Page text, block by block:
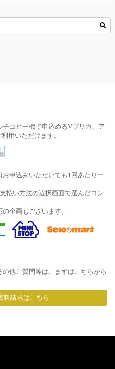
コピー機で申込めるVプリカ、ア
用いただけます。
申込みいただいても1回あたり一
払い方法の選択画面で選んだコン
企画もございます。
他ご質問等は、まずはこちらから
料請求はこちら